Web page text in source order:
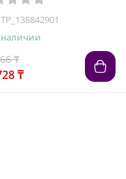
₸
₸